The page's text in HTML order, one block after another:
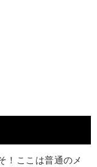
！ここは普通のメ